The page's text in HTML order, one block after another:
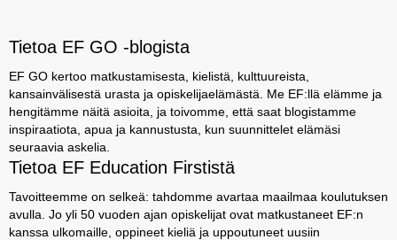
Tietoa EF GO -blogista
EF GO kertoo matkustamisesta, kielistä, kulttuureista,
kansainvälisestä urasta ja opiskelijaelämästä. Me EF:llä elämme ja
hengitämme näitä asioita, ja toivomme, että saat blogistamme
inspiraatiota, apua ja kannustusta, kun suunnittelet elämäsi
seuraavia askelia.
Tietoa EF Education Firstistä
Tavoitteemme on selkeä: tahdomme avartaa maailmaa koulutuksen
avulla. Jo yli 50 vuoden ajan opiskelijat ovat matkustaneet EF:n
kanssa ulkomaille, oppineet kieliä ja uppoutuneet uusiin